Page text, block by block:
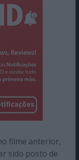
filme anterior,
sido posto de